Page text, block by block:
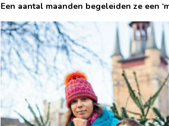
Een aantal maanden begeleiden ze een